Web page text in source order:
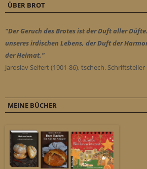
ÜBER BROT
"Der Geruch des Brotes ist der Duft aller
unseres irdischen Lebens, der Duft der
der Heimat."
Jaroslav Seifert (1901-86), tschech. Schriftsteller
MEINE BÜCHER